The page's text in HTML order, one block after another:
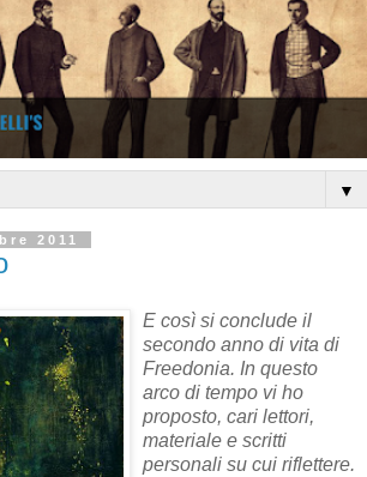
▼
2011
E così si conclude il
secondo anno di vita di
Freedonia. In questo
arco di tempo vi ho
proposto, cari lettori,
materiale e scritti
personali su cui riflettere.